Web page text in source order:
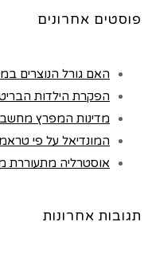
פוסטים אחרונים
האם גורל הנוצרים
הפקרת הילדות
מדינות המפרץ
המונדיאל על פי
אוסטרליה מתעוררת
תגובות אחרונות